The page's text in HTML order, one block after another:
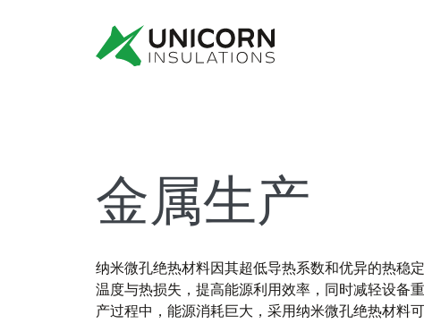
金属生产
纳米微孔绝热材料因其超低导热系数和优异的热稳
温度与热损失，提高能源利用效率，同时减轻设备
产过程中，能源消耗巨大，采用纳米微孔绝热材料